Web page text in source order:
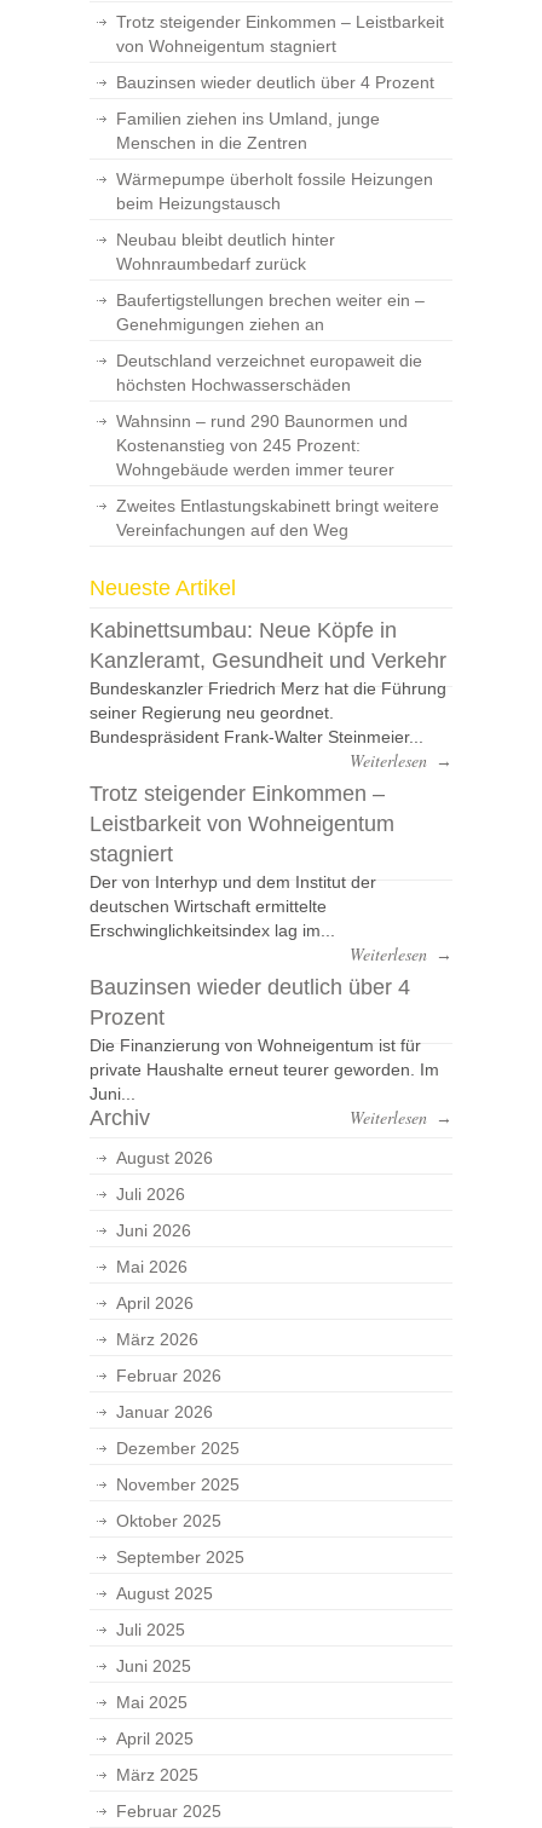
Trotz steigender Einkommen – Leistbarkeit
von Wohneigentum stagniert
Bauzinsen wieder deutlich über 4 Prozent
Familien ziehen ins Umland, junge
Menschen in die Zentren
Wärmepumpe überholt fossile Heizungen
beim Heizungstausch
Neubau bleibt deutlich hinter
Wohnraumbedarf zurück
Baufertigstellungen brechen weiter ein –
Genehmigungen ziehen an
Deutschland verzeichnet europaweit die
höchsten Hochwasserschäden
Wahnsinn – rund 290 Baunormen und
Kostenanstieg von 245 Prozent:
Wohngebäude werden immer teurer
Zweites Entlastungskabinett bringt weitere
Vereinfachungen auf den Weg
Neueste Artikel
Kabinettsumbau: Neue Köpfe in
Kanzleramt, Gesundheit und Verkehr
Bundeskanzler Friedrich Merz hat die Führung
seiner Regierung neu geordnet.
Bundespräsident Frank-Walter Steinmeier...
Weiterlesen →
Trotz steigender Einkommen –
Leistbarkeit von Wohneigentum
stagniert
Der von Interhyp und dem Institut der
deutschen Wirtschaft ermittelte
Erschwinglichkeitsindex lag im...
Weiterlesen →
Bauzinsen wieder deutlich über 4
Prozent
Die Finanzierung von Wohneigentum ist für
private Haushalte erneut teurer geworden. Im
Juni...
Weiterlesen →
Archiv
August 2026
Juli 2026
Juni 2026
Mai 2026
April 2026
März 2026
Februar 2026
Januar 2026
Dezember 2025
November 2025
Oktober 2025
September 2025
August 2025
Juli 2025
Juni 2025
Mai 2025
April 2025
März 2025
Februar 2025